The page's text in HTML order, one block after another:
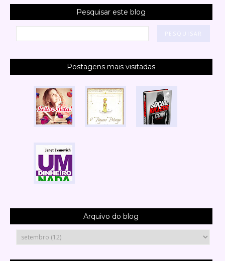
Pesquisar este blog
Postagens mais visitadas
Arquivo do blog